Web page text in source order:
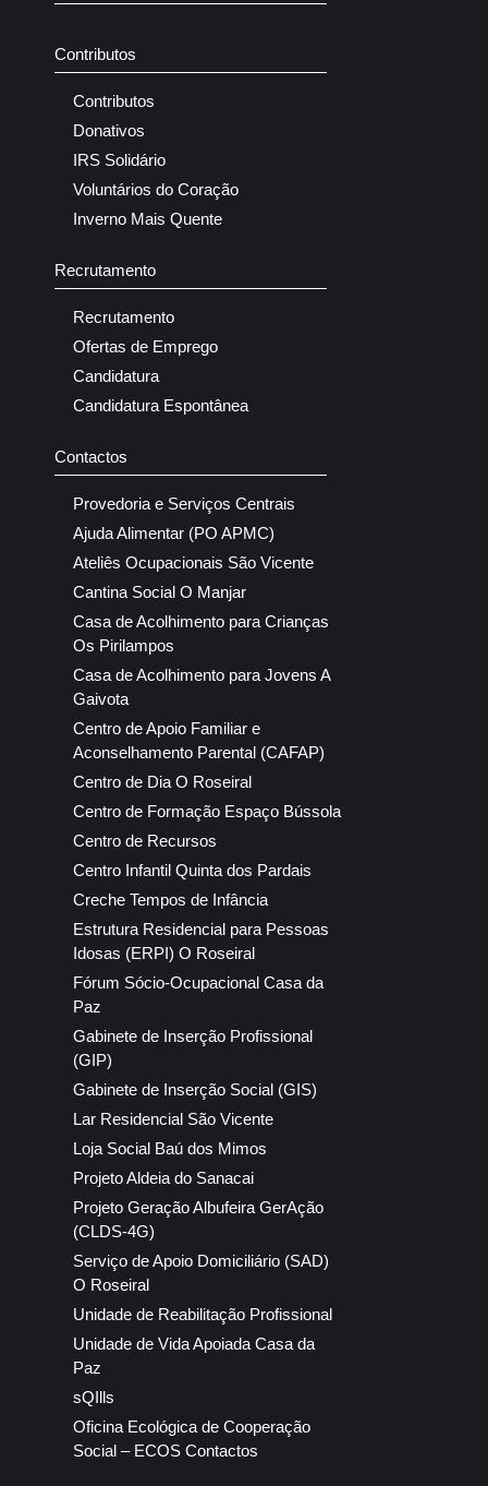
Contributos
Contributos
Donativos
IRS Solidário
Voluntários do Coração
Inverno Mais Quente
Recrutamento
Recrutamento
Ofertas de Emprego
Candidatura
Candidatura Espontânea
Contactos
Provedoria e Serviços Centrais
Ajuda Alimentar (PO APMC)
Ateliês Ocupacionais São Vicente
Cantina Social O Manjar
Casa de Acolhimento para Crianças
Os Pirilampos
Casa de Acolhimento para Jovens A
Gaivota
Centro de Apoio Familiar e
Aconselhamento Parental (CAFAP)
Centro de Dia O Roseiral
Centro de Formação Espaço Bússola
Centro de Recursos
Centro Infantil Quinta dos Pardais
Creche Tempos de Infância
Estrutura Residencial para Pessoas
Idosas (ERPI) O Roseiral
Fórum Sócio-Ocupacional Casa da
Paz
Gabinete de Inserção Profissional
(GIP)
Gabinete de Inserção Social (GIS)
Lar Residencial São Vicente
Loja Social Baú dos Mimos
Projeto Aldeia do Sanacai
Projeto Geração Albufeira GerAção
(CLDS-4G)
Serviço de Apoio Domiciliário (SAD)
O Roseiral
Unidade de Reabilitação Profissional
Unidade de Vida Apoiada Casa da
Paz
sQIlls
Oficina Ecológica de Cooperação
Social – ECOS Contactos